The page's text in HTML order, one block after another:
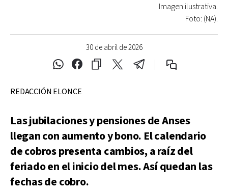
30 de abril de 2026
Imagen ilustrativa.
Foto: (NA).
REDACCIÓN ELONCE
Las jubilaciones y pensiones de Anses
llegan con aumento y bono. El calendario
de cobros presenta cambios, a raíz del
feriado en el inicio del mes. Así quedan las
fechas de cobro.